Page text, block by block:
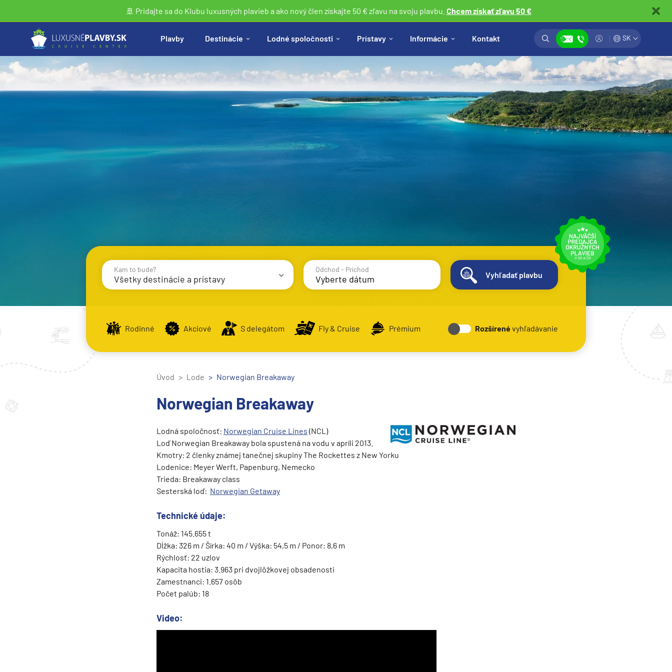
🚢 Pridajte sa do Klubu luxusných plavieb a ako nový člen získajte 50 € zľavu na svoju plavbu. Chcem získať zľavu 50 €
Plavby Destinácie Lodné spoločnosti Prístavy Informácie Kontakt VyhľadávanieZobraziť kontakty
Prihlásiť
SK
Kam to bude?
Všetky destinácie a prístavy
Stredomorie
Východné Stredomorie
Severná Európa
Grónsko
Island
Nórske fjordy
Nórske fjordy a Pobaltie
Severná Európa
Severozápadná Európa
Britské ostrovy a Írsko
Pobrežie Európy
Severozápadná Európa
Kanárske ostrovy, Madeira a Maroko
Odchod - Príchod
Vyhľadať plavbu
Rodinné Akciové S delegátom Fly & Cruise Prémium Rozšírenévyhľadávanie
Úvod Lode Norwegian Breakaway
Norwegian Breakaway
Lodná spoločnosť: Norwegian Cruise Lines (NCL)
Loď Norwegian Breakaway bola spustená na vodu v apríli 2013.
Kmotry: 2 členky známej tanečnej skupiny The Rockettes z New Yorku
Lodenice: Meyer Werft, Papenburg, Nemecko
Trieda: Breakaway class
Sesterská loď: Norwegian Getaway
Technické údaje:
Tonáž: 145.655 t
Dĺžka: 326 m / Šírka: 40 m / Výška: 54,5 m / Ponor: 8,6 m
Rýchlosť: 22 uzlov
Kapacita hostia: 3.963 pri dvojlôžkovej obsadenosti
Zamestnanci: 1.657 osôb
Počet palúb: 18
Video: